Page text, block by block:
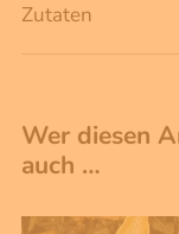
Zutaten
Wer diesen
auch …